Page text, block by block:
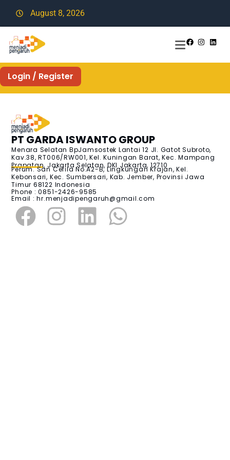
August 8, 2026
Login / Register
PT GARDA ISWANTO GROUP
Menara Selatan BpJamsostek Lantai 12 Jl. Gatot Subroto,
Kav.38, RT006/RW001, Kel. Kuningan Barat, Kec. Mampang
Prapatan, Jakarta Selatan, DKI Jakarta, 12710
Perum. San Cefila No.A2-B, Lingkungan Krajan, Kel.
Kebonsari, Kec. Sumbersari, Kab. Jember, Provinsi Jawa
Timur 68122 Indonesia
Phone : 0851-2426-9585
Email :hr.menjadipengaruh@gmail.com